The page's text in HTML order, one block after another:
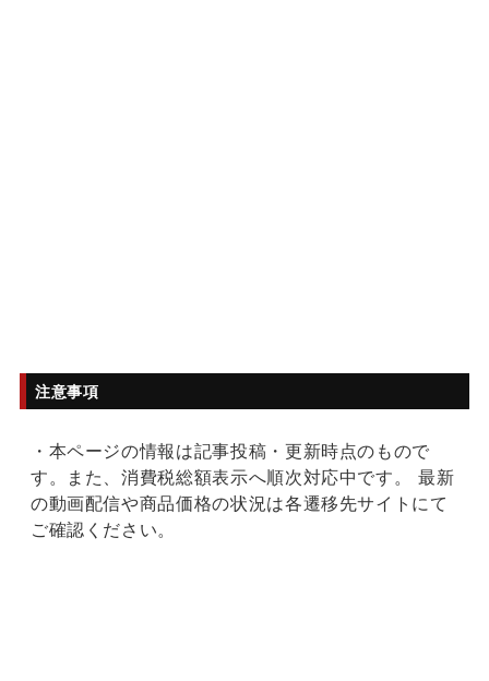
注意事項
・本ページの情報は記事投稿・更新時点のもので
す。また、消費税総額表示へ順次対応中です。 最新
の動画配信や商品価格の状況は各遷移先サイトにて
ご確認ください。